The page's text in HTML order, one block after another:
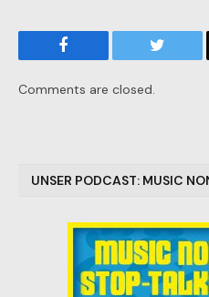
Comments are closed.
UNSER PODCAST: MUSIC